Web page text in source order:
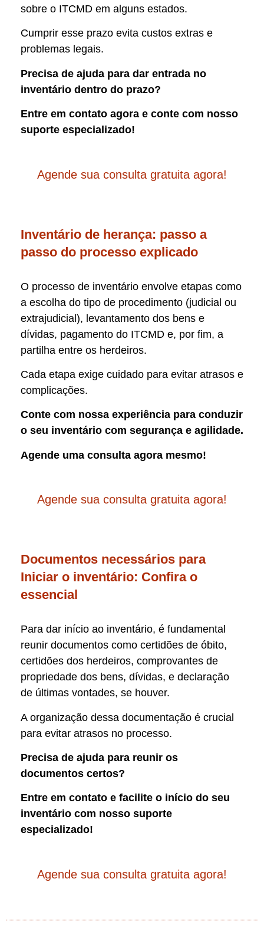
sobre o ITCMD em alguns estados.
Cumprir esse prazo evita custos extras e
problemas legais.
Precisa de ajuda para dar entrada no
inventário dentro do prazo?
Entre em contato agora e conte com nosso
suporte especializado!
Agende sua consulta gratuita agora!
Inventário de herança: passo a
passo do processo explicado
O processo de inventário envolve etapas como
a escolha do tipo de procedimento (judicial ou
extrajudicial), levantamento dos bens e
dívidas, pagamento do ITCMD e, por fim, a
partilha entre os herdeiros.
Cada etapa exige cuidado para evitar atrasos e
complicações.
Conte com nossa experiência para conduzir
o seu inventário com segurança e agilidade.
Agende uma consulta agora mesmo!
Agende sua consulta gratuita agora!
Documentos necessários para
Iniciar o inventário: Confira o
essencial
Para dar início ao inventário, é fundamental
reunir documentos como certidões de óbito,
certidões dos herdeiros, comprovantes de
propriedade dos bens, dívidas, e declaração
de últimas vontades, se houver.
A organização dessa documentação é crucial
para evitar atrasos no processo.
Precisa de ajuda para reunir os
documentos certos?
Entre em contato e facilite o início do seu
inventário com nosso suporte
especializado!
Agende sua consulta gratuita agora!